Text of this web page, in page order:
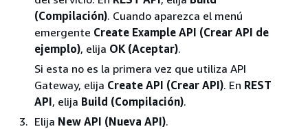
(Compilación). Cuando aparezca el menú
emergente Create Example API (Crear API de
ejemplo), elija OK (Aceptar).
Si esta no es la primera vez que utiliza API
Gateway, elija Create API (Crear API). En REST
API, elija Build (Compilación).
Elija New API (Nueva API).